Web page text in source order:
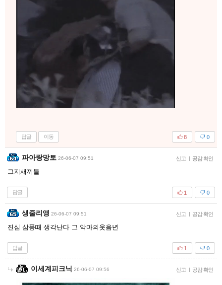
답글 이동 0
8
파아랑망토 26-06-07 09:51 신고 | 공감 확인
그지새끼들
답글 0
1
생줄리앵 26-06-07 09:51 신고 | 공감 확인
진심 삼풍때 생각난다 그 악마의웃음년
답글 0
1
이세계피크닉 26-06-07 09:56 신고 | 공감 확인